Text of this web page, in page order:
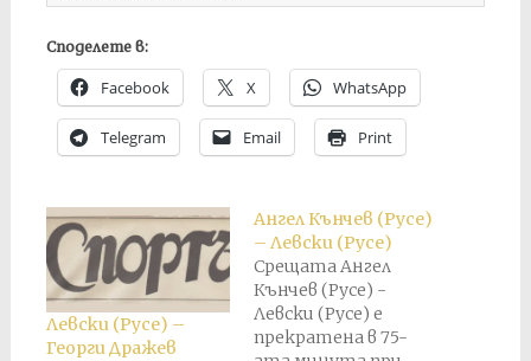
Споделете в:
Facebook X WhatsApp
Telegram Email Print
Левски (Русе) –
Георги Дражев
Ангел Кънчев (Русе)
– Левски (Русе)
Срещата Ангел
Кънчев (Русе) -
Левски (Русе) е
прекратена в 75-